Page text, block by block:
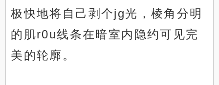
极快地将自己剥个jg光，棱角分明
的肌r0u线条在暗室内隐约可见完
美的轮廓。